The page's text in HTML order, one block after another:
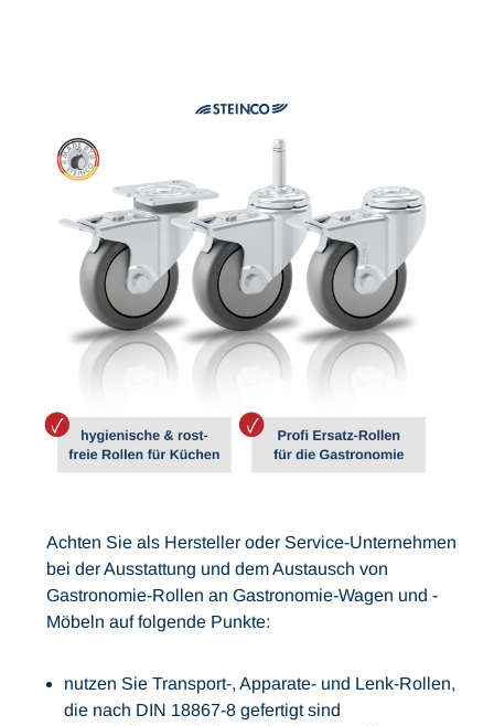
Achten Sie als Hersteller oder Service-Unternehmen
bei der Ausstattung und dem Austausch von
Gastronomie-Rollen an Gastronomie-Wagen und -
Möbeln auf folgende Punkte:
nutzen Sie Transport-, Apparate- und Lenk-Rollen,
die nach DIN 18867-8 gefertigt sind